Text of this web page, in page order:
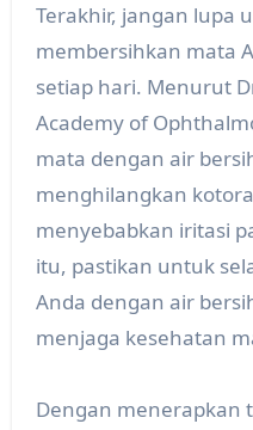
Terakhir, jangan lupa
membersihkan mata
setiap hari. Menurut
Academy of
mata dengan air
menghilangkan
menyebabkan iritasi
itu, pastikan untuk
Anda dengan air
menjaga kesehatan
Dengan menerapkan